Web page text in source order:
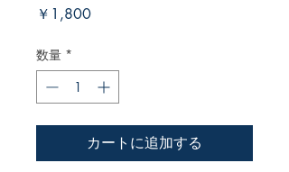
￥1,800価
数量 *
カートに追加する